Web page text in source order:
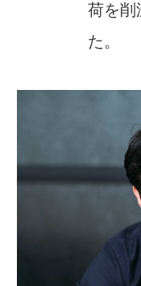
荷を削
た。